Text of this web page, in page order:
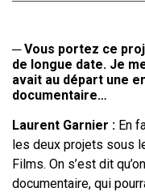
─Vous portez ce
de longue date. Je
avait au départ une
documentaire…
Laurent Garnier : En
les deux projets sous
Films. On s’est dit
documentaire, qui